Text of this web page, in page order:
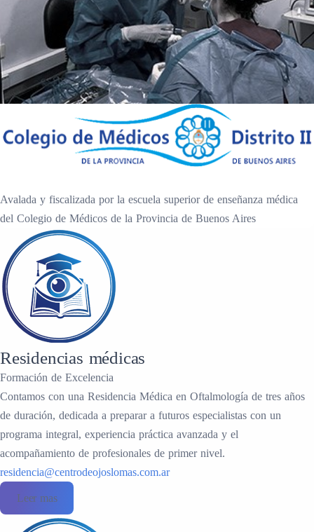
Avalada y fiscalizada por la escuela superior de enseñanza médica
del Colegio de Médicos de la Provincia de Buenos Aires
Residencias médicas
Formación de Excelencia
Contamos con una Residencia Médica en Oftalmología de tres años
de duración, dedicada a preparar a futuros especialistas con un
programa integral, experiencia práctica avanzada y el
acompañamiento de profesionales de primer nivel.
residencia@centrodeojoslomas.com.ar
Leer mas